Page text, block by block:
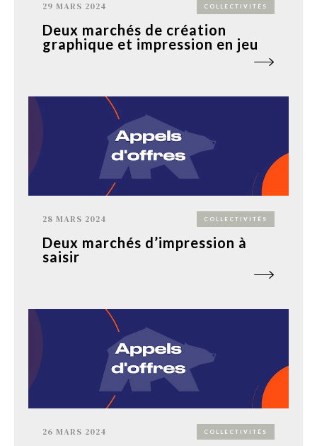
29 MARS 2024 COLLECTIVITÉS
Deux marchés de création
graphique et impression en jeu
28 MARS 2024 COLLECTIVITÉS
Deux marchés d’impression à
saisir
26 MARS 2024 COLLECTIVITÉS